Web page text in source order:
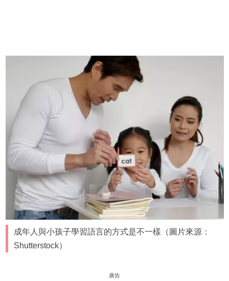
成年人與小孩子學習語言的方式是不一樣（圖片來源：
Shutterstock）
廣告